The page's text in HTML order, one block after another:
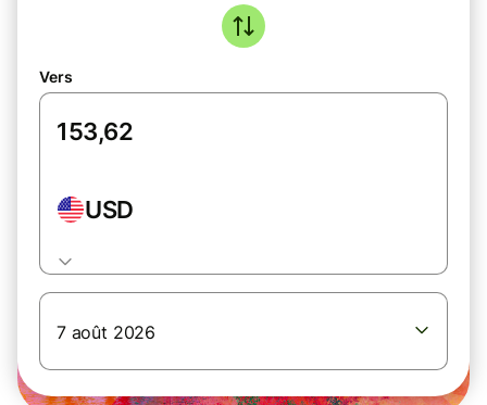
Vers
USD
7 août 2026